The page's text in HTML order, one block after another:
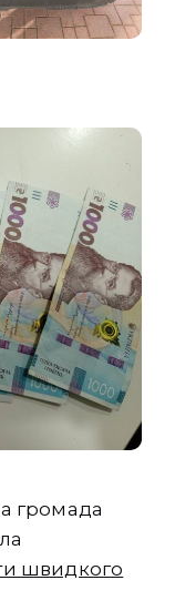
громада
швидкого